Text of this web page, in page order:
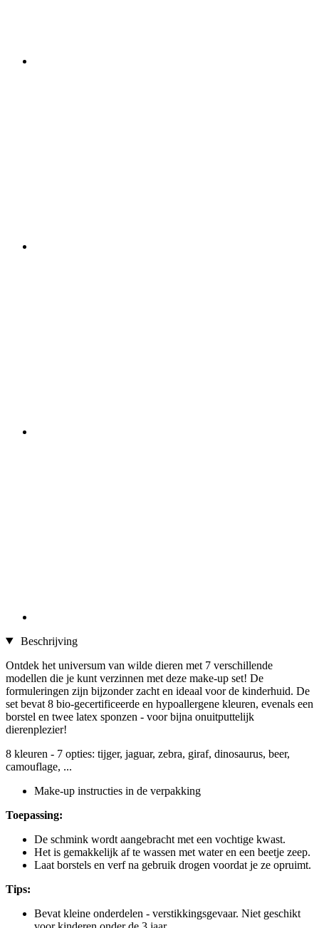
Beschrijving
Ontdek het universum van wilde dieren met 7 verschillende
modellen die je kunt verzinnen met deze make-up set! De
formuleringen zijn bijzonder zacht en ideaal voor de kinderhuid. De
set bevat 8 bio-gecertificeerde en hypoallergene kleuren, evenals een
borstel en twee latex sponzen - voor bijna onuitputtelijk
dierenplezier!
8 kleuren - 7 opties: tijger, jaguar, zebra, giraf, dinosaurus, beer,
camouflage, ...
Make-up instructies in de verpakking
Toepassing:
De schmink wordt aangebracht met een vochtige kwast.
Het is gemakkelijk af te wassen met water en een beetje zeep.
Laat borstels en verf na gebruik drogen voordat je ze opruimt.
Tips:
Bevat kleine onderdelen - verstikkingsgevaar. Niet geschikt